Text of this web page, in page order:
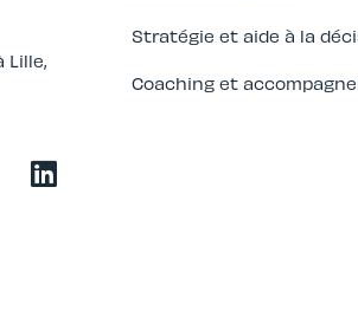
Lille,
Stratégie et aide à la
Coaching et